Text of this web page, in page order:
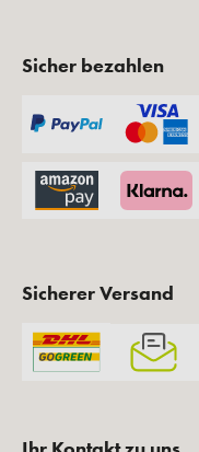
Sicher bezahlen
Sicherer Versand